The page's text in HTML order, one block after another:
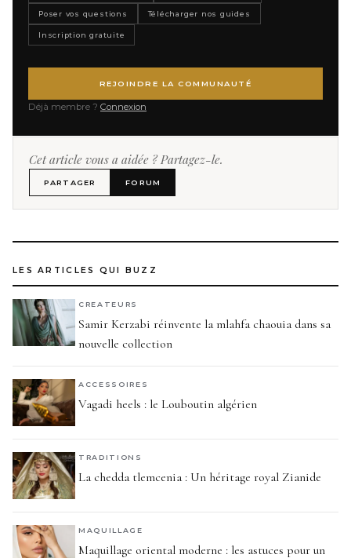
Poser vos questions Télécharger nos guides
Inscription gratuite
REJOINDRE LA COMMUNAUTÉ
Déjà membre ? Connexion
Cet article vous a aidée ? Partagez-le.
PARTAGER FORUM
LES ARTICLES QUI BUZZ
CREATEURS
Samir Kerzabi réinvente la mlahfa chaouia dans sa
nouvelle collection
ACCESSOIRES
Vagadi heels : le Louboutin algérien
TRADITIONS
La chedda tlemcenia : Un héritage royal Zianide
MAQUILLAGE
Maquillage oriental moderne : les astuces pour un